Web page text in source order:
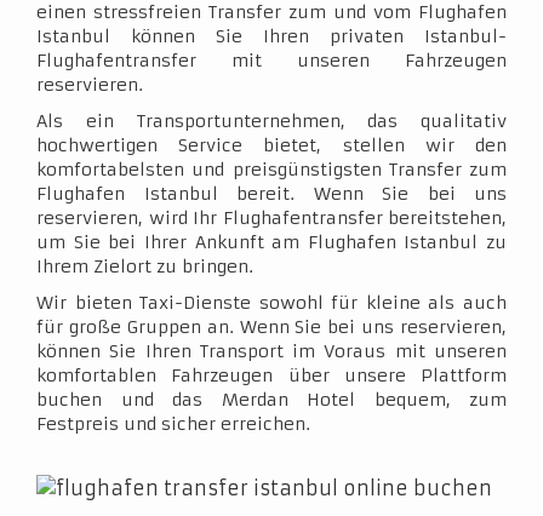
einen stressfreien Transfer zum und vom Flughafen
Istanbul können Sie Ihren privaten Istanbul-
Flughafentransfer mit unseren Fahrzeugen
reservieren.
Als ein Transportunternehmen, das qualitativ
hochwertigen Service bietet, stellen wir den
komfortabelsten und preisgünstigsten Transfer zum
Flughafen Istanbul bereit. Wenn Sie bei uns
reservieren, wird Ihr Flughafentransfer bereitstehen,
um Sie bei Ihrer Ankunft am Flughafen Istanbul zu
Ihrem Zielort zu bringen.
Wir bieten Taxi-Dienste sowohl für kleine als auch
für große Gruppen an. Wenn Sie bei uns reservieren,
können Sie Ihren Transport im Voraus mit unseren
komfortablen Fahrzeugen über unsere Plattform
buchen und das Merdan Hotel bequem, zum
Festpreis und sicher erreichen.